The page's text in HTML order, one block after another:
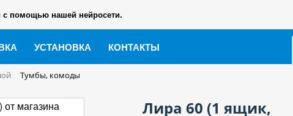
с помощью нашей нейросети.
УСТАНОВКА КОНТАКТЫ
Тумбы, комоды
Лира 60 (1 ящик,